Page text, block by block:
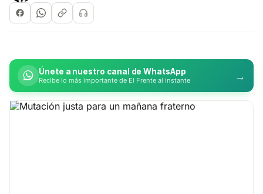
Únete a nuestro canal de WhatsApp
Recibe lo más importante de El Frente al instante →